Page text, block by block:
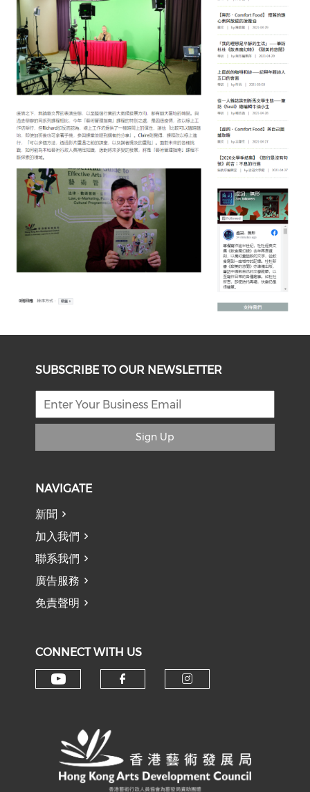
SUBSCRIBE TO OUR NEWSLETTER
Sign Up
NAVIGATE
新聞
加入我們
聯系我們
廣告服務
免責聲明
CONNECT WITH US